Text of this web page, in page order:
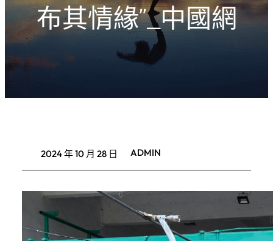
布其情緣”_中國網
2024 年 10 月 28 日 ADMIN